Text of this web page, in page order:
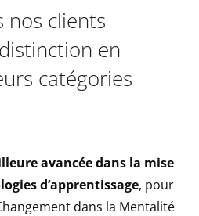
nos clients
en
catégories
avancée dans la mise
d’apprentissage, pour
dans la Mentalité